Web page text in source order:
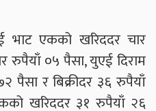
भाट एकको खरिददर चार
रुपैयाँ ०५ पैसा, युएई दिराम
पैसा र बिक्रीदर ३६ रुपैयाँ
खरिददर ३१ रुपैयाँ २६